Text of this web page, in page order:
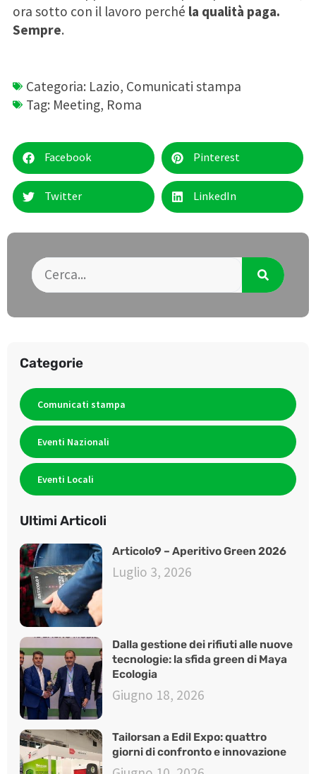
ora sotto con il lavoro perché la qualità paga.
Sempre.
Categoria: Lazio, Comunicati stampa
Tag: Meeting, Roma
Facebook Pinterest
Twitter LinkedIn
Categorie
Comunicati stampa
Eventi Nazionali
Eventi Locali
Ultimi Articoli
Articolo9 – Aperitivo Green 2026
Luglio 3, 2026
Dalla gestione dei rifiuti alle nuove
tecnologie: la sfida green di Maya
Ecologia
Giugno 18, 2026
Tailorsan a Edil Expo: quattro
giorni di confronto e innovazione